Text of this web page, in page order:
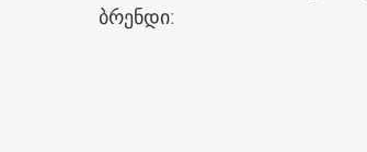
ბრენდი: